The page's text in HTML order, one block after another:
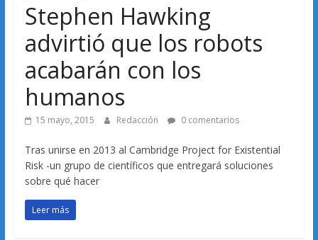
Stephen Hawking
advirtió que los robots
acabarán con los
humanos
15 mayo, 2015 Redacción 0 comentarios
Tras unirse en 2013 al Cambridge Project for Existential
Risk -un grupo de científicos que entregará soluciones
sobre qué hacer
Leer más